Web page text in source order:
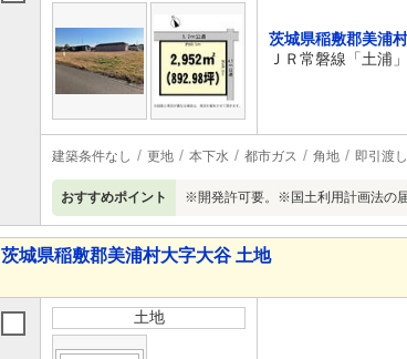
茨城県稲敷郡美浦
ＪＲ常磐線「土浦
建築条件なし 更地 本下水 都市ガス 角地 即引渡
おすすめポイント ※開発許可要。※国土利用計画法の届
茨城県稲敷郡美浦村大字大谷 土地
土地